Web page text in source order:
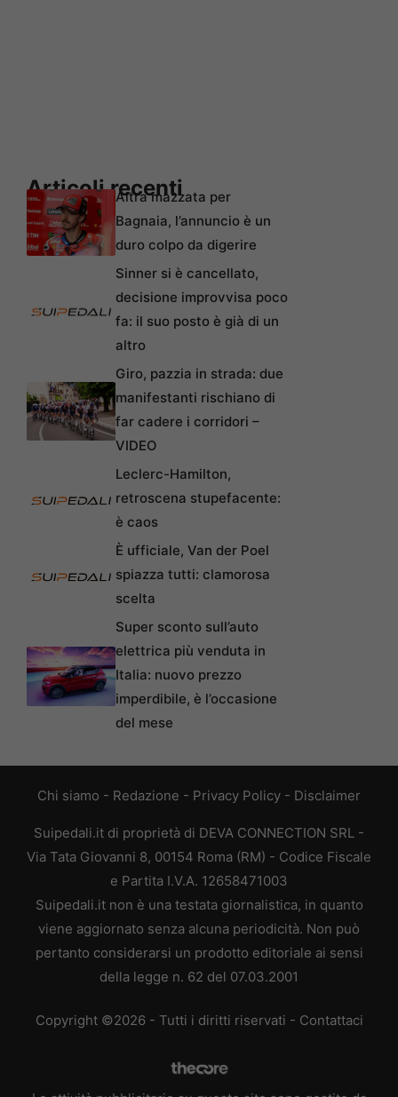
Articoli recenti
Altra mazzata per
Bagnaia, l’annuncio è un
duro colpo da digerire
Sinner si è cancellato,
decisione improvvisa poco
fa: il suo posto è già di un
altro
Giro, pazzia in strada: due
manifestanti rischiano di
far cadere i corridori –
VIDEO
Leclerc-Hamilton,
retroscena stupefacente:
è caos
È ufficiale, Van der Poel
spiazza tutti: clamorosa
scelta
Super sconto sull’auto
elettrica più venduta in
Italia: nuovo prezzo
imperdibile, è l’occasione
del mese
Chi siamo - Redazione - Privacy Policy - Disclaimer
Suipedali.it di proprietà di DEVA CONNECTION SRL -
Via Tata Giovanni 8, 00154 Roma (RM) - Codice Fiscale
e Partita I.V.A. 12658471003
Suipedali.it non è una testata giornalistica, in quanto
viene aggiornato senza alcuna periodicità. Non può
pertanto considerarsi un prodotto editoriale ai sensi
della legge n. 62 del 07.03.2001
Copyright ©2026 - Tutti i diritti riservati - Contattaci